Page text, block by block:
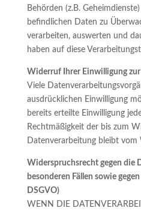
Behörden (z.B.
befindlichen Daten zu
verarbeiten, auswerten und
haben auf diese
Widerruf Ihrer Einwilligung
Viele
ausdrücklichen Einwilligung
bereits erteilte Einwilligung
Rechtmäßigkeit der bis zum
Datenverarbeitung bleibt
Widerspruchsrecht gegen die
besonderen Fällen sowie
DSGVO)
WENN DIE